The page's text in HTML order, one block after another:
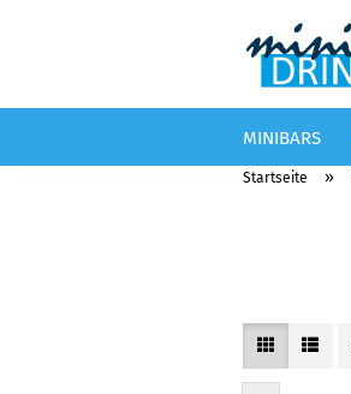
MINIBARS
Startseite »